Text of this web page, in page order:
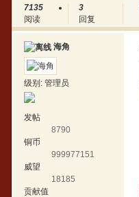
7135
阅读
3
回复
海角
级别: 管理员
发帖
8790
铜币
999977151
威望
18185
贡献值